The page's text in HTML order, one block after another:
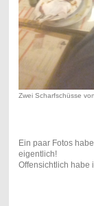
Zwei Scharfschüsse
Ein paar Fotos
eigentlich!
Offensichtlich habe